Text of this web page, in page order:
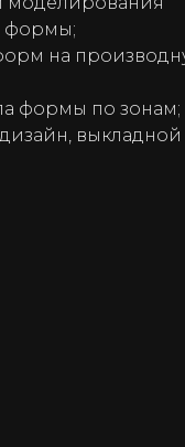
формы;
на
формы по зонам;